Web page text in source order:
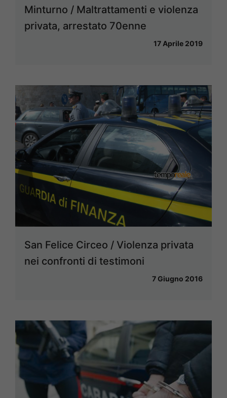
Minturno / Maltrattamenti e violenza
privata, arrestato 70enne
17 Aprile 2019
San Felice Circeo / Violenza privata
nei confronti di testimoni
7 Giugno 2016